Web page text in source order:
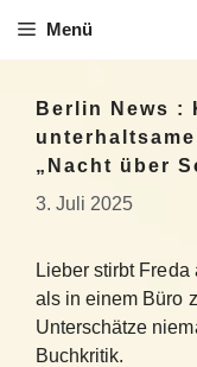
Inhalt
Menü
Berlin News :
„Nacht über
3. Juli 2025
Lieber stirbt
als in einem Büro
Unterschätze
Buchkritik.